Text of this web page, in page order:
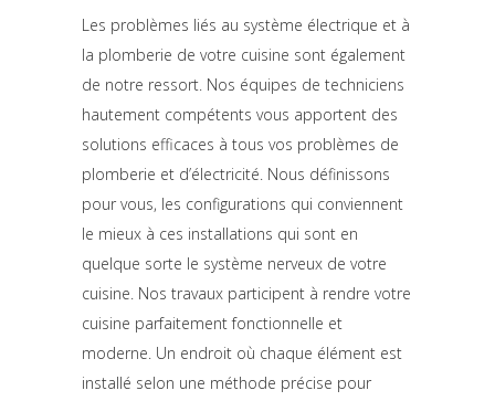
Les problèmes liés au système électrique et à
la plomberie de votre cuisine sont également
de notre ressort. Nos équipes de techniciens
hautement compétents vous apportent des
solutions efficaces à tous vos problèmes de
plomberie et d’électricité. Nous définissons
pour vous, les configurations qui conviennent
le mieux à ces installations qui sont en
quelque sorte le système nerveux de votre
cuisine. Nos travaux participent à rendre votre
cuisine parfaitement fonctionnelle et
moderne. Un endroit où chaque élément est
installé selon une méthode précise pour